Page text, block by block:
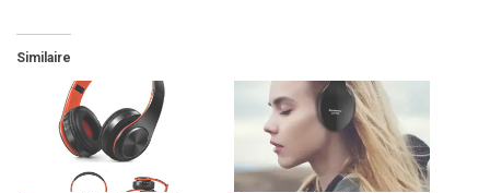
Similaire